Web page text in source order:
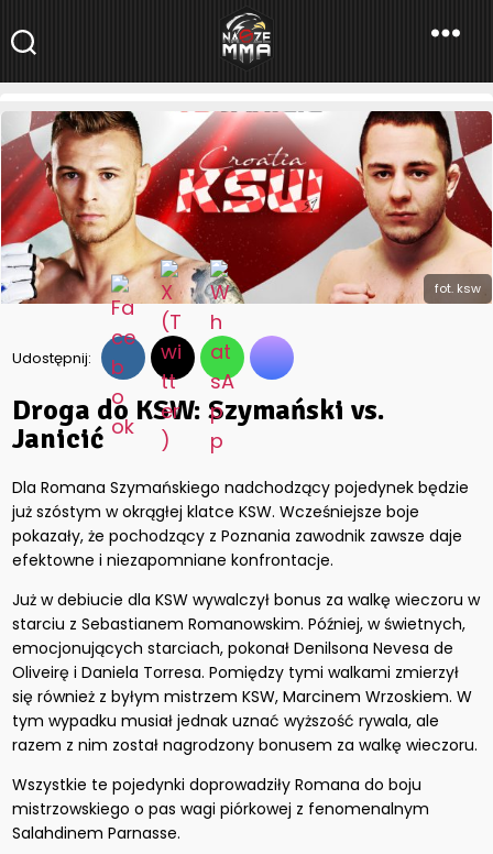
NaszeMMA
NaszeMMA.pl»Aktualności »Droga do KSW: Szymański vs.
Janicić
fot. ksw
Udostępnij:
Droga do KSW: Szymański vs.
Janicić
Dla Romana Szymańskiego nadchodzący pojedynek będzie
już szóstym w okrągłej klatce KSW. Wcześniejsze boje
pokazały, że pochodzący z Poznania zawodnik zawsze daje
efektowne i niezapomniane konfrontacje.
Już w debiucie dla KSW wywalczył bonus za walkę wieczoru w
starciu z Sebastianem Romanowskim. Później, w świetnych,
emocjonujących starciach, pokonał Denilsona Nevesa de
Oliveirę i Daniela Torresa. Pomiędzy tymi walkami zmierzył
się również z byłym mistrzem KSW, Marcinem Wrzoskiem. W
tym wypadku musiał jednak uznać wyższość rywala, ale
razem z nim został nagrodzony bonusem za walkę wieczoru.
Wszystkie te pojedynki doprowadziły Romana do boju
mistrzowskiego o pas wagi piórkowej z fenomenalnym
Salahdinem Parnasse.